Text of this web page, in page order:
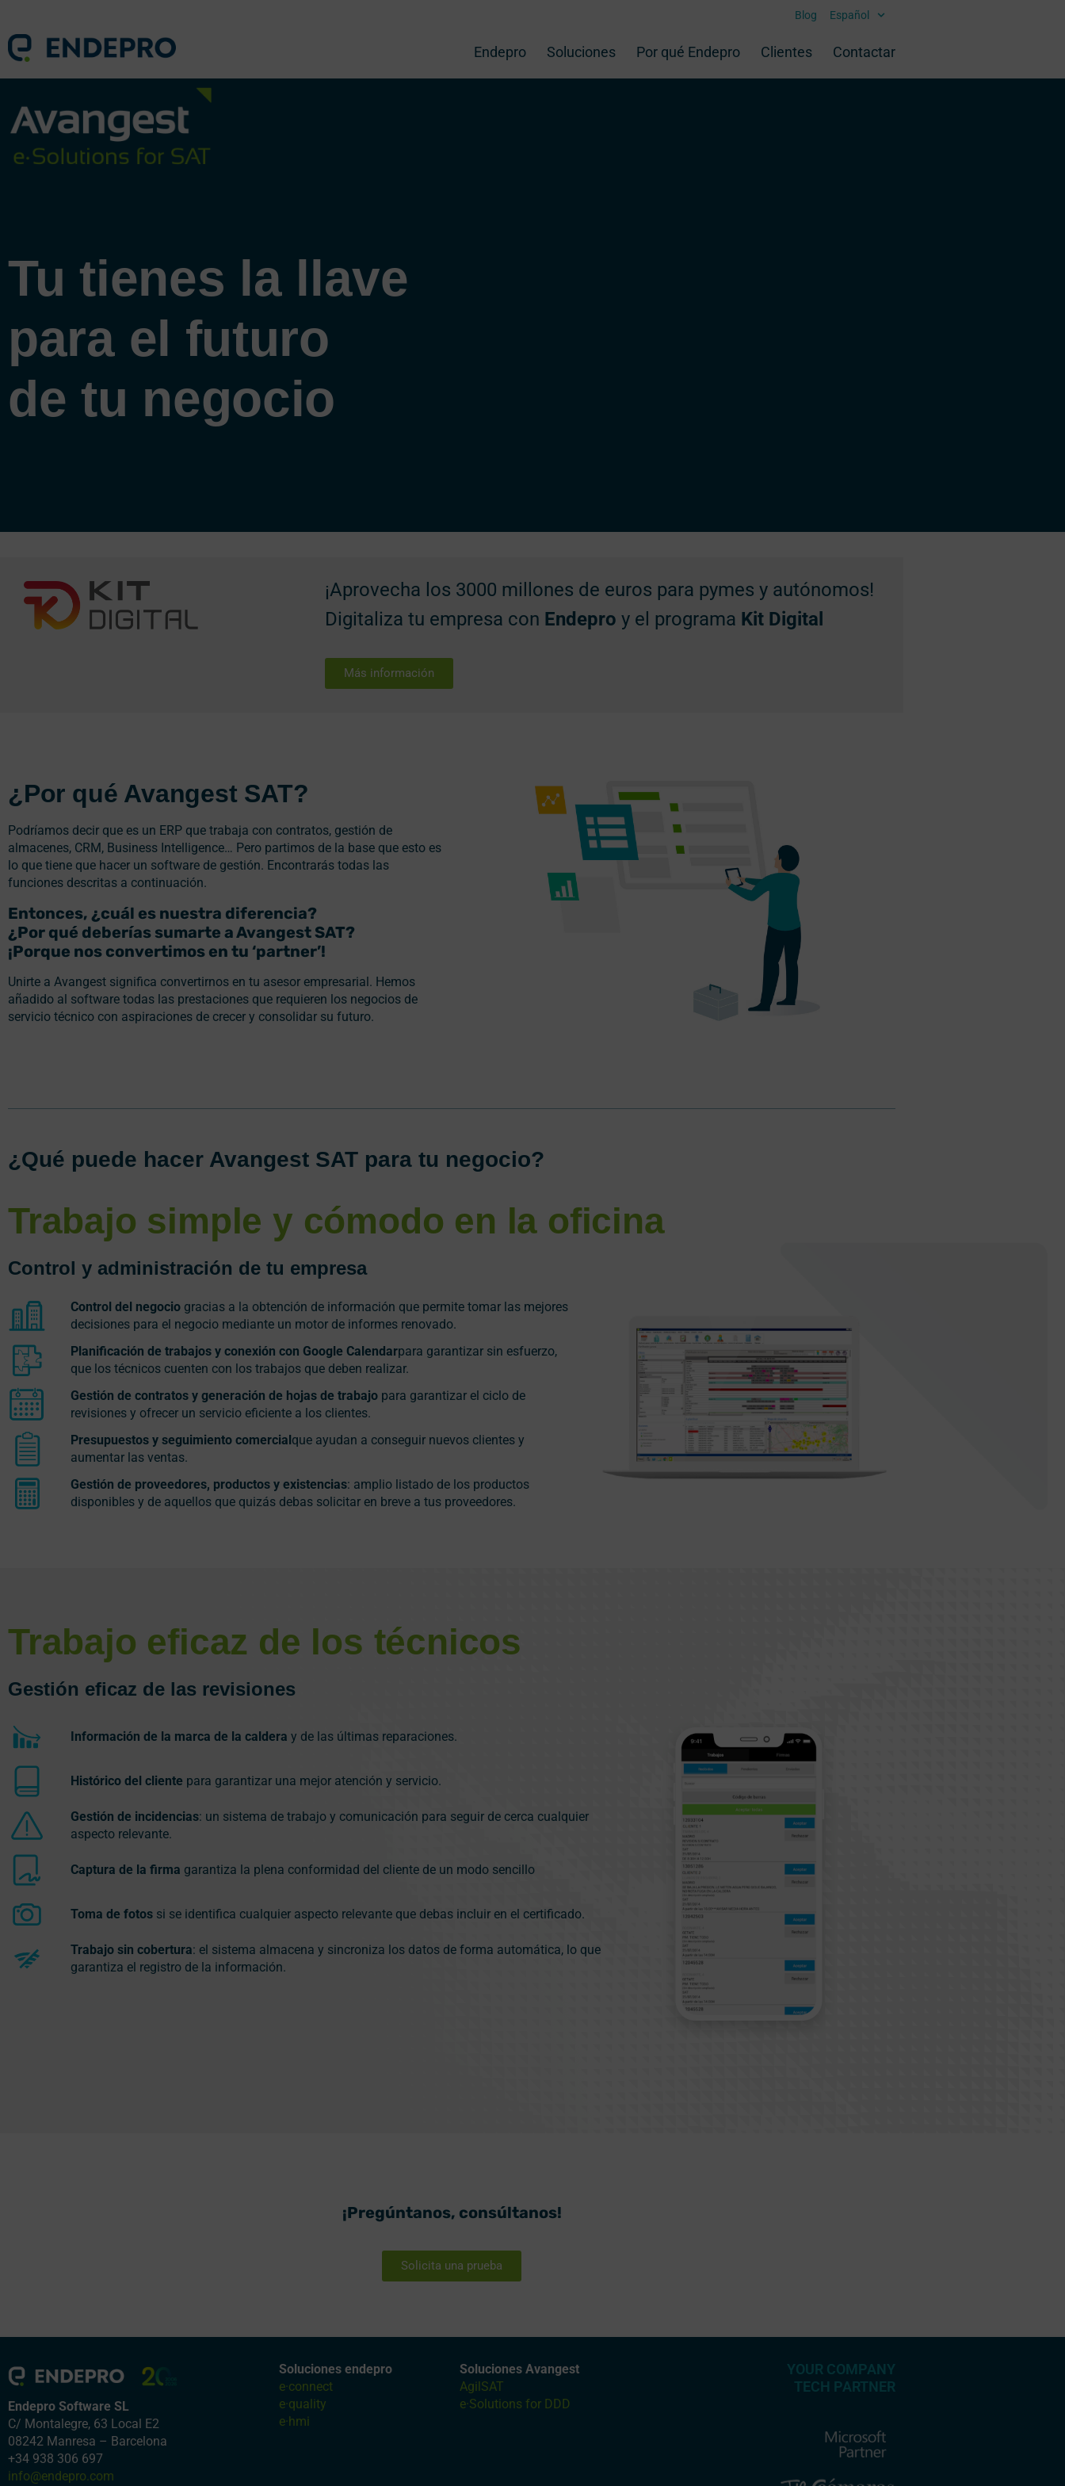
Blog Español
Endepro Soluciones Por qué Endepro Clientes Contactar
Tu tienes la llave
para el futuro
de tu negocio
¡Aprovecha los 3000 millones de euros para pymes y autónomos!
Digitaliza tu empresa con Endepro y el programa Kit Digital
Más información
¿Por qué Avangest SAT?
Podríamos decir que es un ERP que trabaja con contratos, gestión de
almacenes, CRM, Business Intelligence… Pero partimos de la base que esto es
lo que tiene que hacer un software de gestión. Encontrarás todas las
funciones descritas a continuación.
Entonces, ¿cuál es nuestra diferencia?
¿Por qué deberías sumarte a Avangest SAT?
¡Porque nos convertimos en tu ‘partner’!
Unirte a Avangest significa convertirnos en tu asesor empresarial. Hemos
añadido al software todas las prestaciones que requieren los negocios de
servicio técnico con aspiraciones de crecer y consolidar su futuro.
¿Qué puede hacer Avangest SAT para tu negocio?
Trabajo simple y cómodo en la oficina
Control y administración de tu empresa
Control del negocio gracias a la obtención de información que permite tomar las mejores
decisiones para el negocio mediante un motor de informes renovado.
Planificación de trabajos y conexión con Google Calendarpara garantizar sin esfuerzo,
que los técnicos cuenten con los trabajos que deben realizar.
Gestión de contratos y generación de hojas de trabajo para garantizar el ciclo de
revisiones y ofrecer un servicio eficiente a los clientes.
Presupuestos y seguimiento comercialque ayudan a conseguir nuevos clientes y
aumentar las ventas.
Gestión de proveedores, productos y existencias: amplio listado de los productos
disponibles y de aquellos que quizás debas solicitar en breve a tus proveedores.
Trabajo eficaz de los técnicos
Gestión eficaz de las revisiones
Información de la marca de la caldera y de las últimas reparaciones.
Histórico del cliente para garantizar una mejor atención y servicio.
Gestión de incidencias: un sistema de trabajo y comunicación para seguir de cerca cualquier
aspecto relevante.
Captura de la firma garantiza la plena conformidad del cliente de un modo sencillo
Toma de fotos si se identifica cualquier aspecto relevante que debas incluir en el certificado.
Trabajo sin cobertura: el sistema almacena y sincroniza los datos de forma automática, lo que
garantiza el registro de la información.
¡Pregúntanos, consúltanos!
Solicita una prueba
Endepro Software SL
C/ Montalegre, 63 Local E2
08242 Manresa – Barcelona
+34 938 306 697
info@endepro.com
Soluciones endepro
e·connect
e·quality
e·hmi
Soluciones Avangest
AgilSAT
e·Solutions for DDD
YOUR COMPANY
TECH PARTNER